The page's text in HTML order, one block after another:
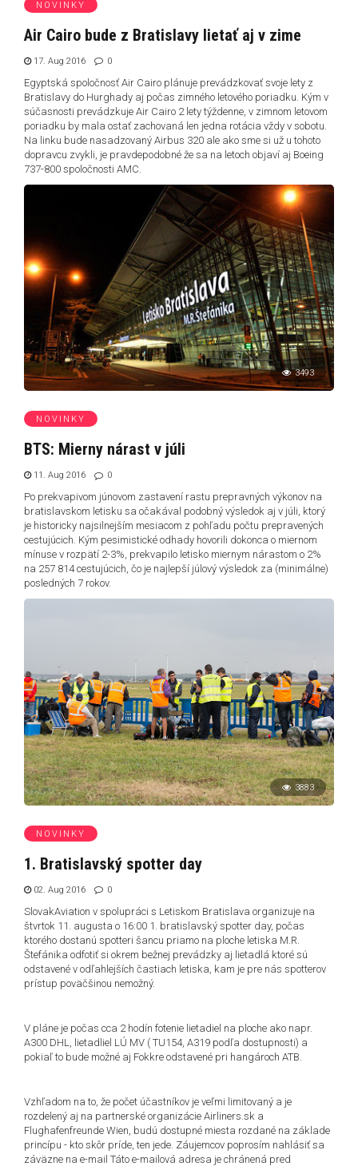
NOVINKY
Air Cairo bude z Bratislavy lietať aj v zime
17. Aug 2016 0
Egyptská spoločnosť Air Cairo plánuje prevádzkovať svoje lety z
Bratislavy do Hurghady aj počas zimného letového poriadku. Kým v
súčasnosti prevádzkuje Air Cairo 2 lety týždenne, v zimnom letovom
poriadku by mala ostať zachovaná len jedna rotácia vždy v sobotu.
Na linku bude nasadzovaný Airbus 320 ale ako sme si už u tohoto
dopravcu zvykli, je pravdepodobné že sa na letoch objaví aj Boeing
737-800 spoločnosti AMC.
3493
NOVINKY
BTS: Mierny nárast v júli
11. Aug 2016 0
Po prekvapivom júnovom zastavení rastu prepravných výkonov na
bratislavskom letisku sa očakával podobný výsledok aj v júli, ktorý
je historicky najsilnejším mesiacom z pohľadu počtu prepravených
cestujúcich. Kým pesimistické odhady hovorili dokonca o miernom
mínuse v rozpätí 2-3%, prekvapilo letisko miernym nárastom o 2%
na 257 814 cestujúcich, čo je najlepší júlový výsledok za (minimálne)
posledných 7 rokov.
3883
NOVINKY
1. Bratislavský spotter day
02. Aug 2016 0
SlovakAviation v spolupráci s Letiskom Bratislava organizuje na
štvrtok 11. augusta o 16:00 1. bratislavský spotter day, počas
ktorého dostanú spotteri šancu priamo na ploche letiska M.R.
Štefánika odfotiť si okrem bežnej prevádzky aj lietadlá ktoré sú
odstavené v odľahlejších častiach letiska, kam je pre nás spotterov
prístup poväčšinou nemožný.
V pláne je počas cca 2 hodín fotenie lietadiel na ploche ako napr.
A300 DHL, lietadliel LÚ MV ( TU154, A319 podľa dostupnosti) a
pokiaľ to bude možné aj Fokkre odstavené pri hangároch ATB.
Vzhľadom na to, že počet účastníkov je veľmi limitovaný a je
rozdelený aj na partnerské organizácie Airliners.sk a
Flughafenfreunde Wien, budú dostupné miesta rozdané na základe
princípu - kto skôr príde, ten jede. Záujemcov poprosím nahlásiť sa
záväzne na e-mail Táto e-mailová adresa je chránená pred